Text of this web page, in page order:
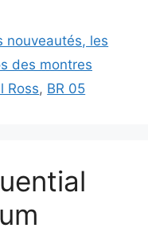
nouveautés, les
des montres
Ross, BR 05